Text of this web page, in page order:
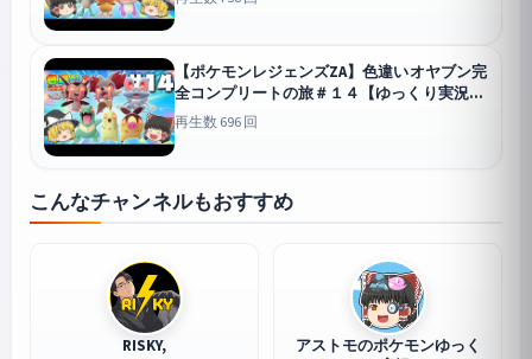
【ポケモンレジェンズZA】色違いオヤブン完
全コンプリートの旅＃１４【ゆっくり実況】
Pokémon LE
再生数 696 回
こんなチャンネルもおすすめ
RISKY,
アストモのポケモンゆっく